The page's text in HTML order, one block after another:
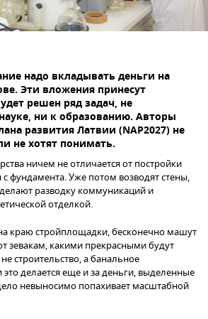
надо вкладывать деньги на
Эти вложения принесут
решен ряд задач, не
ни к образованию. Авторы
развития Латвии (NAP2027) не
не хотят понимать.
ничем не отличается от постройки
фундамента. Уже потом возводят стены,
разводку коммуникаций и
отделкой.
краю стройплощадки, бесконечно машут
зевакам, какими прекрасными будут
строительство, а банальное
это делается еще и за деньги, выделенные
невыносимо попахивает масштабной